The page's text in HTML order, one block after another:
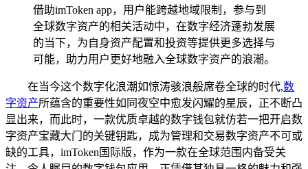
借助imToken app，用户能跨越地域限制，参与到
全球数字资产的相关活动中，在数字经济蓬勃发展
的当下，为自身资产配置和投资等提供更多选择与
可能，助力用户更好地融入全球数字资产的浪潮。
在当今这个数字化浪潮如惊涛骇浪般席卷全球的时代,数
字资产所蕴含的重要性如同夜空中愈发闪耀的星辰，正不断凸
显出来，而此时，一款优质卓越的数字钱包就仿若一把开启数
字资产宝藏大门的关键钥匙，成为管理和交易数字资产不可或
缺的工具，imToken国际版，作为一款在全球范围内备受关